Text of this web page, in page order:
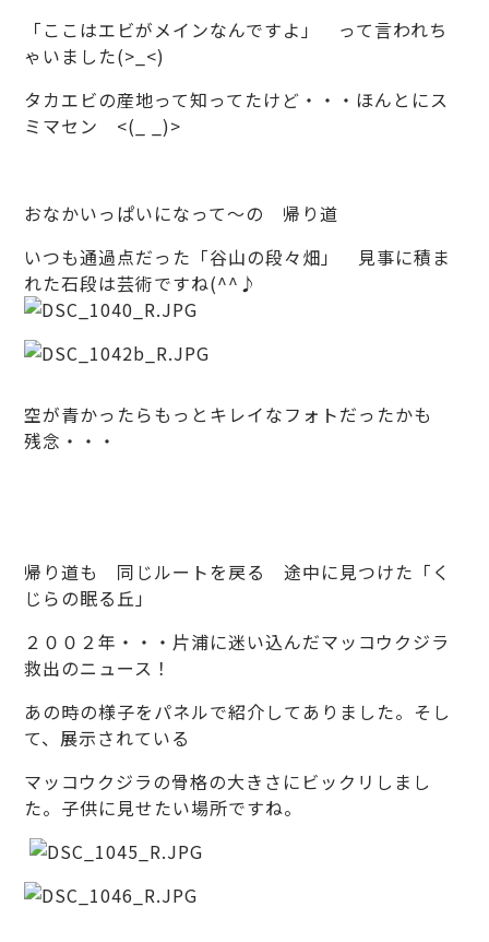
「ここはエビがメインなんですよ」 って言われち
ゃいました(>_<)
タカエビの産地って知ってたけど・・・ほんとにス
ミマセン <(_ _)>
おなかいっぱいになって～の 帰り道
いつも通過点だった「谷山の段々畑」 見事に積ま
れた石段は芸術ですね(^^♪
空が青かったらもっとキレイなフォトだったかも
残念・・・
帰り道も 同じルートを戻る 途中に見つけた「く
じらの眠る丘」
２００２年・・・片浦に迷い込んだマッコウクジラ
救出のニュース！
あの時の様子をパネルで紹介してありました。そし
て、展示されている
マッコウクジラの骨格の大きさにビックリしまし
た。子供に見せたい場所ですね。